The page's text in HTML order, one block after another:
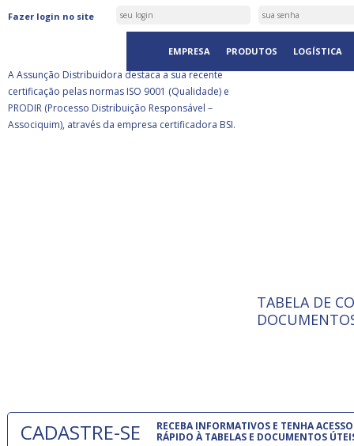
Fazer login no site
EMPRESA PRODUTOS LOGÍSTICA
ASSUNÇÃO DISTRIBUIDORA É
CERTIFICADA PELA BSI
A Assunção Distribuidora destaca a sua recente
certificação pelas normas ISO 9001 (Qualidade) e
PRODIR (Processo Distribuição Responsável –
Associquim), através da empresa certificadora BSI.
ISO 9001:
A
TABELA DE
CADASTRE-SE
RECEBA INFORMATIVOS E TENHA ACESSO
RÁPIDO À TABELAS E DOCUMENTOS